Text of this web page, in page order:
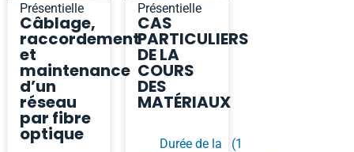
Présentielle
Câblage,
raccordement
et
maintenance
d’un
réseau
par fibre
optique
Présentielle
CAS
PARTICULIERS
DE LA
COURS
DES
MATÉRIAUX
Durée de la
(1